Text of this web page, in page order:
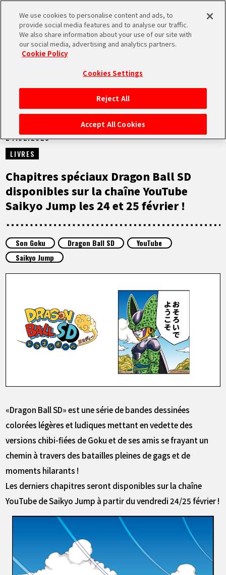
MEN
ACCUEIL
NEWS
À NE PAS MANQUER
VIDÉOS
ARTICLES
À PROPOS
LANGUAGE
JP
EN FR DE ES
NEWS
24.02.2023
LIVRES
Chapitres spéciaux Dragon Ball SD
disponibles sur la chaîne YouTube
Saikyo Jump les 24 et 25 février !
Son Goku Dragon Ball SD
YouTube
Saikyo Jump
«Dragon Ball SD» est une série de bandes dessinées
colorées légères et ludiques mettant en vedette des
versions chibi-fiées de Goku et de ses amis se frayant un
chemin à travers des batailles pleines de gags et de
moments hilarants !
Les derniers chapitres seront disponibles sur la chaîne
YouTube de Saikyo Jump à partir du vendredi 24/25 février !
We use cookies to personalise content and ads, to
provide social media features and to analyse our traffic.
We also share information about your use of our site with
our social media, advertising and analytics partners.
Cookie Policy
Cookies Settings
Reject All
Accept All Cookies